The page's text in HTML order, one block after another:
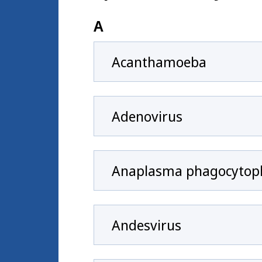
A
Acanthamoeba
Adenovirus
Anaplasma
Andesvirus